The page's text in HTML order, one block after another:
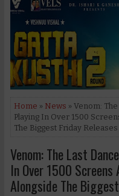
Home » News » Venom:
Playing In Over 1500
The Biggest Friday Releases
Venom: The Last
In Over 1500
Alongside The